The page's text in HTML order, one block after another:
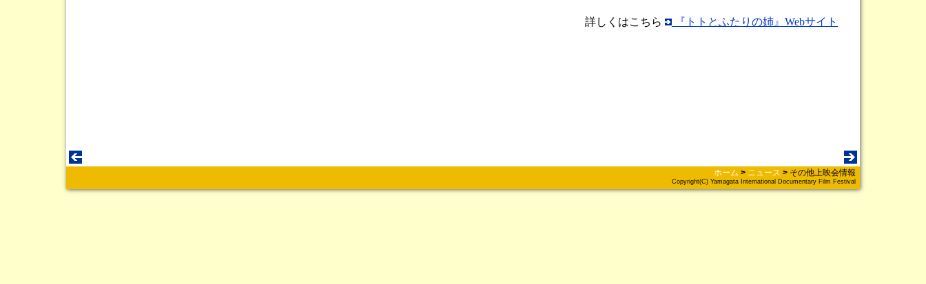
詳しくはこちら 『トトとふたりの姉』Webサイト
ホーム > ニュース > その他上映会情報
Copyright(C) Yamagata International Documentary Film Festival